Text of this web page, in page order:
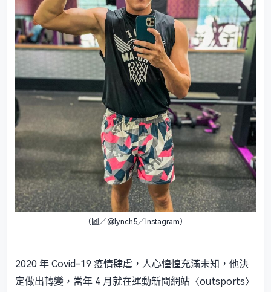
（圖／@lynch5／Instagram）
2020 年 Covid-19 疫情肆虐，人心惶惶充滿未知，他決
定做出轉變，當年 4 月就在運動新聞網站〈outsports〉